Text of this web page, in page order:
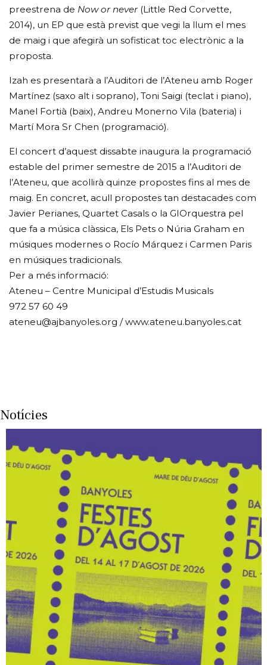
preestrena de Now or never(Little Red Corvette,
2014), un EP que està previst que vegi la llum el mes
de maig i que afegirà un sofisticat toc electrònic a la
proposta.
Izah es presentarà a l’Auditori de l’Ateneu amb Roger
Martínez (saxo alt i soprano), Toni Saigi (teclat i piano),
Manel Fortià (baix), Andreu Monerno Vila (bateria) i
Martí Mora Sr Chen (programació).
El concert d’aquest dissabte inaugura la programació
estable del primer semestre de 2015 a l’Auditori de
l’Ateneu, que acollirà quinze propostes fins al mes de
maig. En concret, acull propostes tan destacades com
Javier Perianes, Quartet Casals o la GIOrquestra pel
que fa a música clàssica, Els Pets o Núria Graham en
músiques modernes o Rocío Márquez i Carmen Paris
en músiques tradicionals.
Per a més informació:
Ateneu – Centre Municipal d’Estudis Musicals
972 57 60 49
ateneu@ajbanyoles.org / www.ateneu.banyoles.cat
Notícies